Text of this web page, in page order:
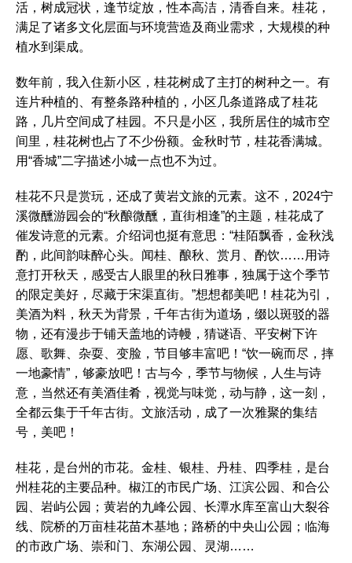
活，树成冠状，逢节绽放，性本高洁，清香自来。桂花，
满足了诸多文化层面与环境营造及商业需求，大规模的种
植水到渠成。
数年前，我入住新小区，桂花树成了主打的树种之一。有
连片种植的、有整条路种植的，小区几条道路成了桂花
路，几片空间成了桂园。不只是小区，我所居住的城市空
间里，桂花树也占了不少份额。金秋时节，桂花香满城。
用“香城”二字描述小城一点也不为过。
桂花不只是赏玩，还成了黄岩文旅的元素。这不，2024宁
溪微醺游园会的“秋酿微醺，直街相逢”的主题，桂花成了
催发诗意的元素。介绍词也挺有意思：“桂陌飘香，金秋浅
酌，此间韵味醉心头。闻桂、酿秋、赏月、酌饮……用诗
意打开秋天，感受古人眼里的秋日雅事，独属于这个季节
的限定美好，尽藏于宋渠直街。”想想都美吧！桂花为引，
美酒为料，秋天为背景，千年古街为道场，缀以斑驳的器
物，还有漫步于铺天盖地的诗幔，猜谜语、平安树下许
愿、歌舞、杂耍、变脸，节目够丰富吧！“饮一碗而尽，摔
一地豪情”，够豪放吧！古与今，季节与物候，人生与诗
意，当然还有美酒佳肴，视觉与味觉，动与静，这一刻，
全都云集于千年古街。文旅活动，成了一次雅聚的集结
号，美吧！
桂花，是台州的市花。金桂、银桂、丹桂、四季桂，是台
州桂花的主要品种。椒江的市民广场、江滨公园、和合公
园、岩屿公园；黄岩的九峰公园、长潭水库至富山大裂谷
线、院桥的万亩桂花苗木基地；路桥的中央山公园；临海
的市政广场、崇和门、东湖公园、灵湖……